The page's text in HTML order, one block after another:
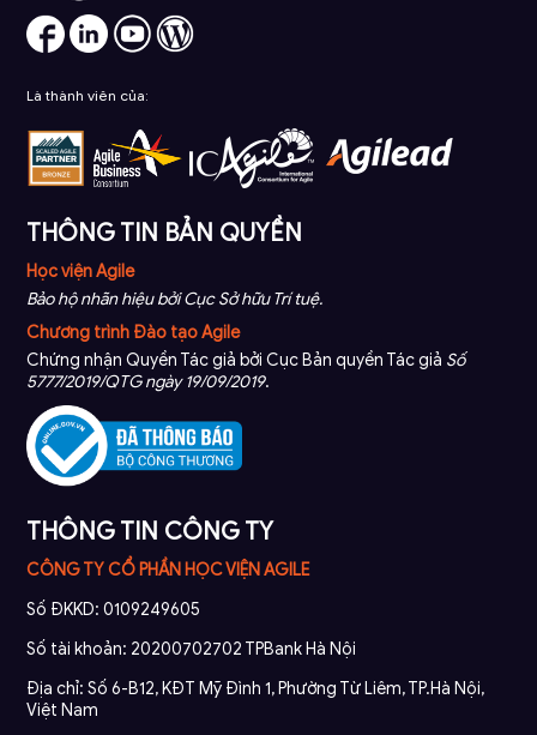
Là thành viên của:
THÔNG TIN BẢN QUYỀN
Học viện Agile
Bảo hộ nhãn hiệu bởi Cục Sở hữu Trí tuệ.
Chương trình Đào tạo Agile
Chứng nhận Quyền Tác giả bởi Cục Bản quyền Tác giả Số
5777/2019/QTG ngày 19/09/2019.
THÔNG TIN CÔNG TY
CÔNG TY CỔ PHẦN HỌC VIỆN AGILE
Số ĐKKD: 0109249605
Số tài khoản: 20200702702 TPBank Hà Nội
Địa chỉ: Số 6-B12, KĐT Mỹ Đình 1, Phường Từ Liêm, TP.Hà Nội,
Việt Nam